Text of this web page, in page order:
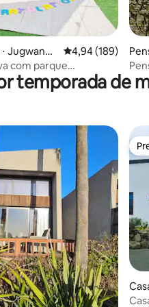
5, 152 avaliações
Jugwang-
gun
4,94 de uma
4,94 (189)
com parque
temporada de
5, 350 avaliações
p,